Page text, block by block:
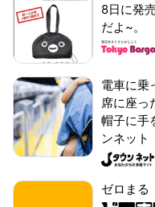
8日に発
だよ~。
電車に乗
席に座っ
帽子に手
ンネット
ゼロまる